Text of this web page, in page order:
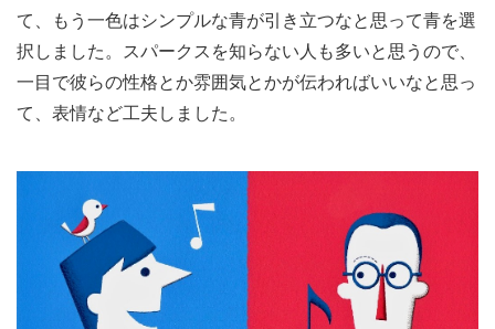
て、もう一色はシンプルな青が引き立つなと思って青を選
択しました。スパークスを知らない人も多いと思うので、
一目で彼らの性格とか雰囲気とかが伝わればいいなと思っ
て、表情など工夫しました。